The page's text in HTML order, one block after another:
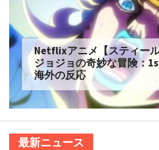
Netflixアニメ【スティー
ジョジョの奇妙な冒険：
海外の反応
最新ニュース